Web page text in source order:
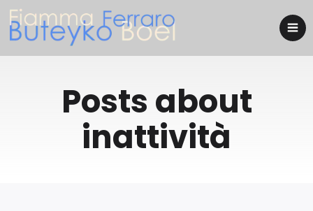
Posts about
inattività